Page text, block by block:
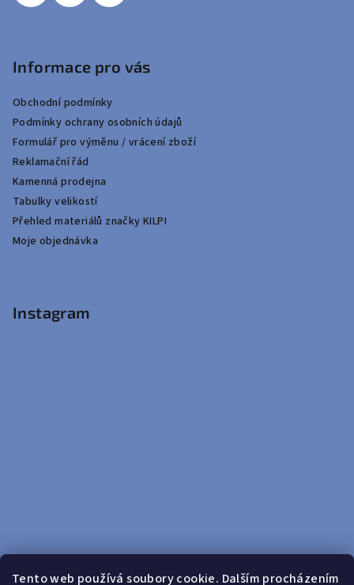
Tento web používá soubory cookie. Dalším procházením
Informace pro vás
Obchodní podmínky
Podmínky ochrany osobních údajů
Formulář pro výměnu / vrácení zboží
Reklamační řád
Kamenná prodejna
Tabulky velikostí
Přehled materiálů značky KILPI
Moje objednávka
Instagram